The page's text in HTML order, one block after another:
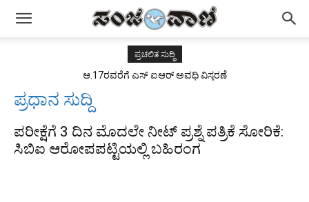
ಪ್ರಚಲಿತ ಸುದ್ಧಿ
ಆ.17ರವರೆಗೆ ಎಸ್ ಐಆರ್ ಅವಧಿ ವಿಸ್ತರಣೆ
ಪ್ರಧಾನ ಸುದ್ದಿ
ಪರೀಕ್ಷೆಗೆ 3 ದಿನ ಮೊದಲೇ ನೀಟ್ ಪ್ರಶ್ನೆ ಪತ್ರಿಕೆ ಸೋರಿಕೆ:
ಸಿಬಿಐ ಆರೋಪಪಟ್ಟಿಯಲ್ಲಿ ಬಹಿರಂಗ